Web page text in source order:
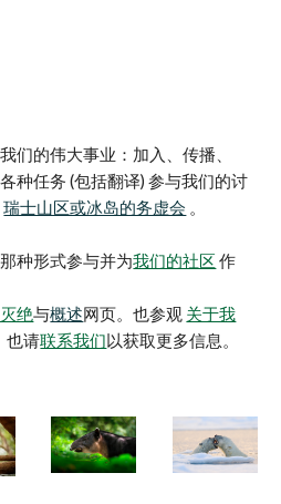
们的伟大事业：加入、传播
种任务 (包括翻译)参与我们的讨
瑞士山区或冰岛的务虚会 。
种形式参与并为我们的社区 作
绝与概述网页。也参观 关于我
也请联系我们以获取更多信息。